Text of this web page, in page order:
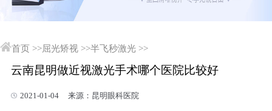
首页 >>屈光矫视 >>半飞秒激光 >>
云南昆明做近视激光手术哪个医院比较好
2021-01-04 来源：昆明眼科医院